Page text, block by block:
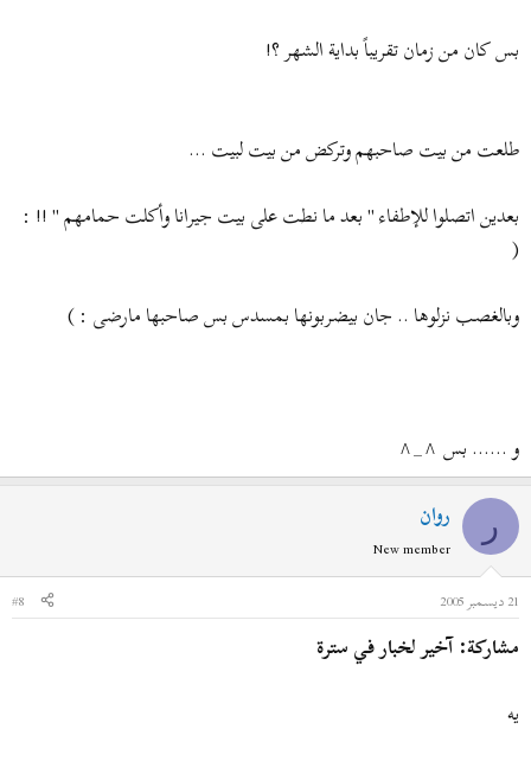
بس كان من زمان تقريباً بداية الشهر ؟!
طلعت من بيت صاحبهم وتركض من بيت لبيت ...
بعدين اتصلوا للإطفاء " بعد ما نطت على بيت جيرانا وأكلت حمامهم " !! :
(
وبالغصب نزلوها .. جان بيضربونها بمسدس بس صاحبها مارضى : )
و ...... بس ^_^
ر روان
New member
21 ديسمبر 2005
#8
مشاركة: آخير لخبار في سترة
يه